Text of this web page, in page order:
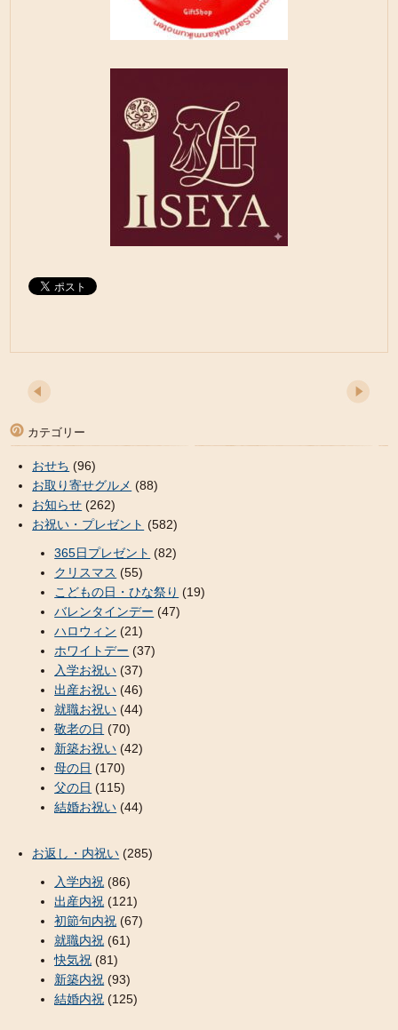
カテゴリー
おせち (96)
お取り寄せグルメ (88)
お知らせ (262)
お祝い・プレゼント (582)
365日プレゼント (82)
クリスマス (55)
こどもの日・ひな祭り (19)
バレンタインデー (47)
ハロウィン (21)
ホワイトデー (37)
入学お祝い (37)
出産お祝い (46)
就職お祝い (44)
敬老の日 (70)
新築お祝い (42)
母の日 (170)
父の日 (115)
結婚お祝い (44)
お返し・内祝い (285)
入学内祝 (86)
出産内祝 (121)
初節句内祝 (67)
就職内祝 (61)
快気祝 (81)
新築内祝 (93)
結婚内祝 (125)